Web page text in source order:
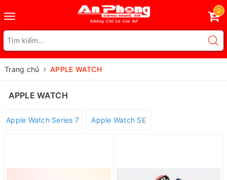
Toggle
navigation
0
Trang chủ APPLE WATCH
APPLE WATCH
Apple Watch Series 7 Apple Watch SE